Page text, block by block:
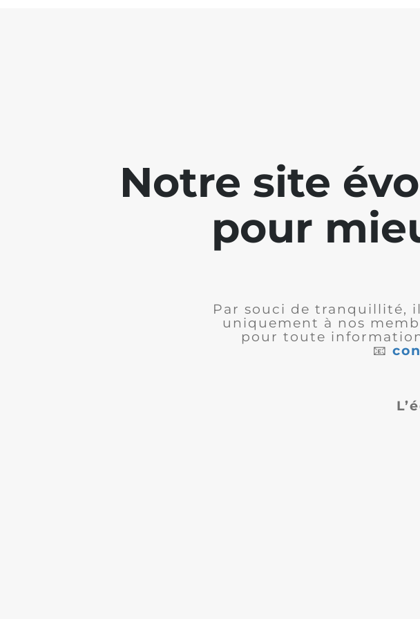
Notre site
pour
Par souci de tranquillité,
uniquement à nos
pour toute
📧